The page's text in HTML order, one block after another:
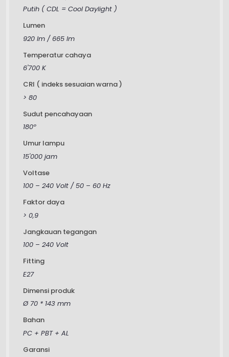
Putih ( CDL = Cool Daylight )
Lumen
920 lm / 665 lm
Temperatur cahaya
6'700 K
CRI ( indeks sesuaian warna )
> 80
Sudut pencahayaan
180º
Umur lampu
15'000 jam
Voltase
100 – 240 Volt / 50 – 60 Hz
Faktor daya
> 0,9
Jangkauan tegangan
100 – 240 Volt
Fitting
E27
Dimensi produk
Ø 70 * 143 mm
Bahan
PC + PBT + AL
Garansi